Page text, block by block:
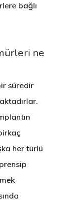
bağlı
ne
süredir
her türlü